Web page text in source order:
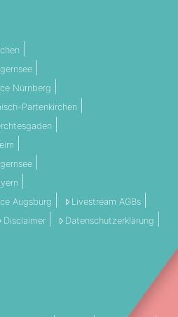
Nürnberg
Partenkirchen
Augsburg
Livestream AGBs
Disclaimer
Datenschutzerklärung